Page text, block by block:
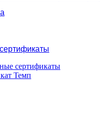
сертификаты
Темп